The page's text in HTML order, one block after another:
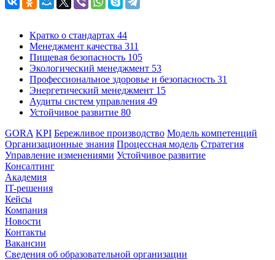
Кратко о стандартах 44
Менеджмент качества 311
Пищевая безопасность 105
Экологический менеджмент 53
Профессиональное здоровье и безопасность 31
Энергетический менеджмент 15
Аудиты систем управления 49
Устойчивое развитие 80
GORA KPI Бережливое производство Модель компетенций
Организационные знания Процессная модель Стратегия
Управление изменениями Устойчивое развитие
Консалтинг
Академия
IT-решения
Кейсы
Компания
Новости
Контакты
Вакансии
Сведения об образовательной организации